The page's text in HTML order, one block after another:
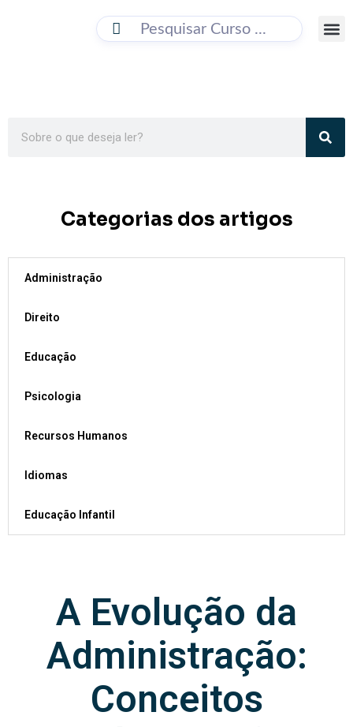
Categorias dos artigos
Administração
Direito
Educação
Psicologia
Recursos Humanos
Idiomas
Educação Infantil
A Evolução da
Administração:
Conceitos